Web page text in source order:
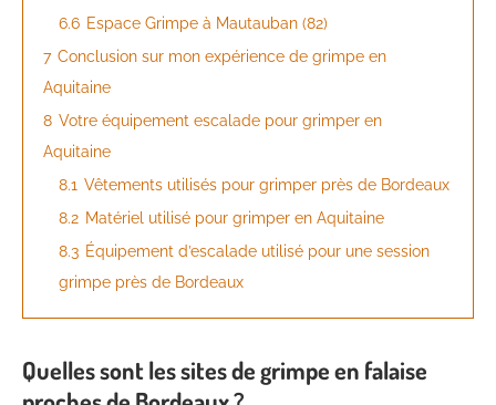
6.6 Espace Grimpe à Mautauban (82)
7 Conclusion sur mon expérience de grimpe en
Aquitaine
8 Votre équipement escalade pour grimper en
Aquitaine
8.1 Vêtements utilisés pour grimper près de Bordeaux
8.2 Matériel utilisé pour grimper en Aquitaine
8.3 Équipement d’escalade utilisé pour une session
grimpe près de Bordeaux
Quelles sont les sites de grimpe en falaise